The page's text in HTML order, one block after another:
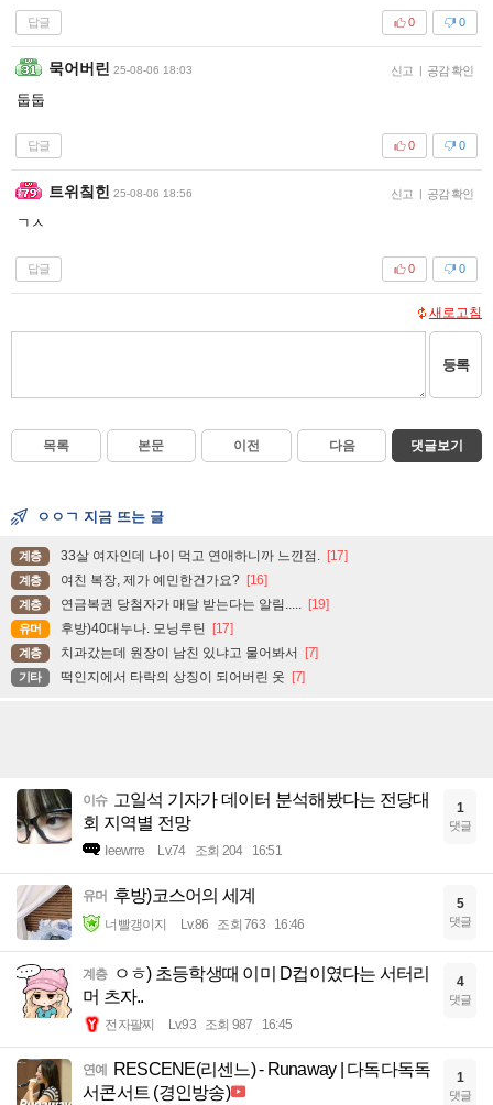
답글 0
0
묵어버린 25-08-06 18:03 신고 | 공감 확인
둡둡
답글 0
0
트위칰힌 25-08-06 18:56 신고 | 공감 확인
ㄱㅅ
답글 0
0
새로고침
등록
목록 본문 이전 다음 댓글보기
ㅇㅇㄱ 지금 뜨는 글
계층 33살 여자인데 나이 먹고 연애하니까 느낀점. [17]
계층 여친 복장, 제가 예민한건가요? [16]
계층 연금복권 당첨자가 매달 받는다는 알림..... [19]
유머 후방)40대누나. 모닝루틴 [17]
계층 치과갔는데 원장이 남친 있냐고 물어봐서 [7]
기타 떡인지에서 타락의 상징이 되어버린 옷 [7]
이슈 고일석 기자가 데이터 분석해봤다는 전당대
회 지역별 전망
Ieewrre Lv.74 조회 204 16:51
1
댓글
유머 후방)코스어의 세계
너빨갱이지 Lv.86 조회 763 16:46
5
댓글
계층
ㅇㅎ) 초등학생때 이미 D컵이였다는 서터리
머 츠자..
전자팔찌 Lv.93 조회 987 16:45
4
댓글
연예 RESCENE(리센느) - Runaway | 다독다독독
서콘서트 (경인방송)
1
댓글